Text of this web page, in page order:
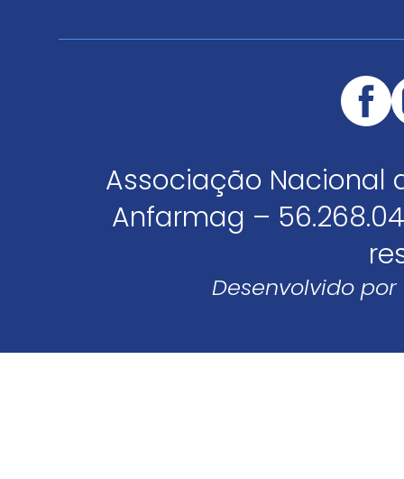
Associação Nacional
Anfarmag –
Desenvolvido por